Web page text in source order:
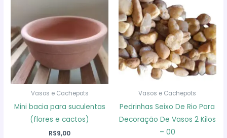
Vasos e Cachepots
Mini bacia para suculentas
(flores e cactos)
R$9,00
Vasos e Cachepots
Pedrinhas Seixo De Rio Para
Decoração De Vasos 2 Kilos
– 00